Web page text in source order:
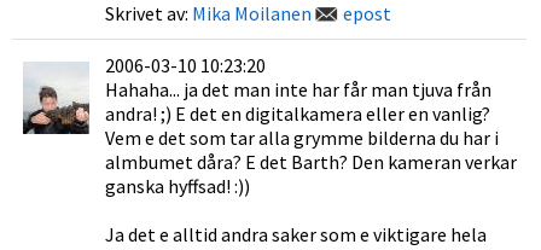
Skrivet av: Mika Moilanen epost
2006-03-10 10:23:20
Hahaha... ja det man inte har får man tjuva från
andra! ;) E det en digitalkamera eller en vanlig?
Vem e det som tar alla grymme bilderna du har i
almbumet dåra? E det Barth? Den kameran verkar
ganska hyffsad! :))
Ja det e alltid andra saker som e viktigare hela